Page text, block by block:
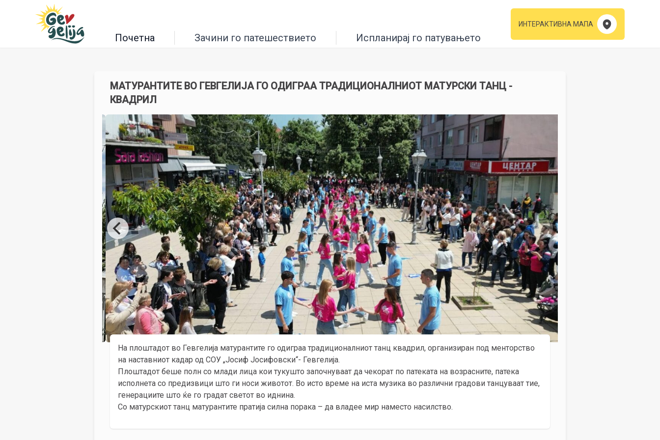
Почетна Зачини го патешествието Испланирај го патувањето
ИНТЕРАКТИВНА МАПА
МАТУРАНТИТЕ ВО ГЕВГЕЛИЈА ГО ОДИГРАА ТРАДИЦИОНАЛНИОТ МАТУРСКИ ТАНЦ -
КВАДРИЛ
На плоштадот во Гевгелија матурантите го одиграа традиционалниот танц квадрил, организиран под менторство
на наставниот кадар од СОУ „Јосиф Јосифовски“- Гевгелија.
Плоштадот беше полн со млади лица кои тукушто започнуваат да чекорат по патеката на возрасните, патека
исполнета со предизвици што ги носи животот. Во исто време на иста музика во различни градови танцуваат тие,
генерациите што ќе го градат светот во иднина.
Со матурскиот танц матурантите пратија силна порака – да владее мир наместо насилство.